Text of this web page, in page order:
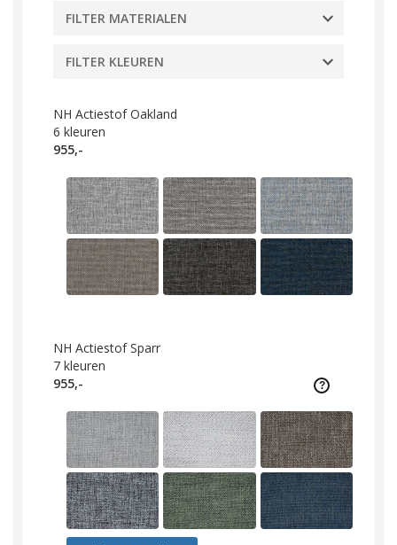
FILTER MATERIALEN
FILTER KLEUREN
NH Actiestof Oakland
6 kleuren
955,-
NH Actiestof Sparr
7 kleuren
955,-